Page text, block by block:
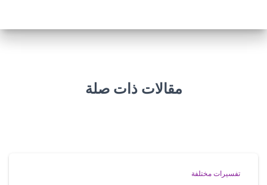
مقالات ذات صلة
تفسيرات مختلفة